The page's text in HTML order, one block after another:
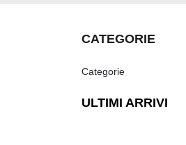
CATEGORIE
Categorie
ULTIMI ARRIVI